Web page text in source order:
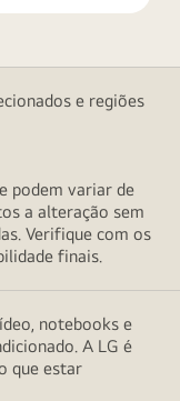
e regiões
podem variar de
a alteração sem
Verifique com os
finais.
notebooks e
A LG é
que estar